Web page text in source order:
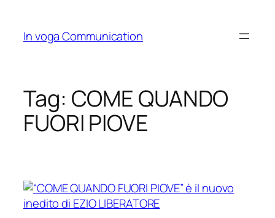
content
In voga Communication
Tag: COME QUANDO
FUORI PIOVE